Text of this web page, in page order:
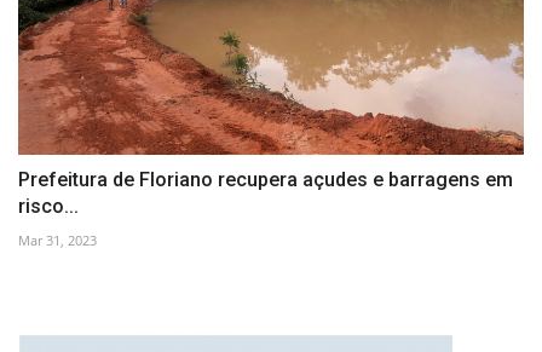
Prefeitura de Floriano recupera açudes e barragens em
risco...
Mar 31, 2023